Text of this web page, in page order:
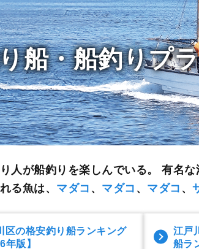
船・船釣りプ
人が船釣りを楽しんでいる。 有名な
る魚は、 マダコ 、 マダコ 、 マダコ 、
区の格安釣り船ランキング
年版】
江戸
船ラ